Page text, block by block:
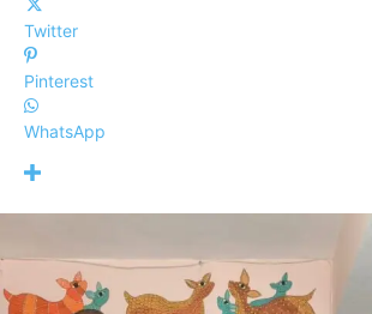
Twitter
Pinterest
WhatsApp